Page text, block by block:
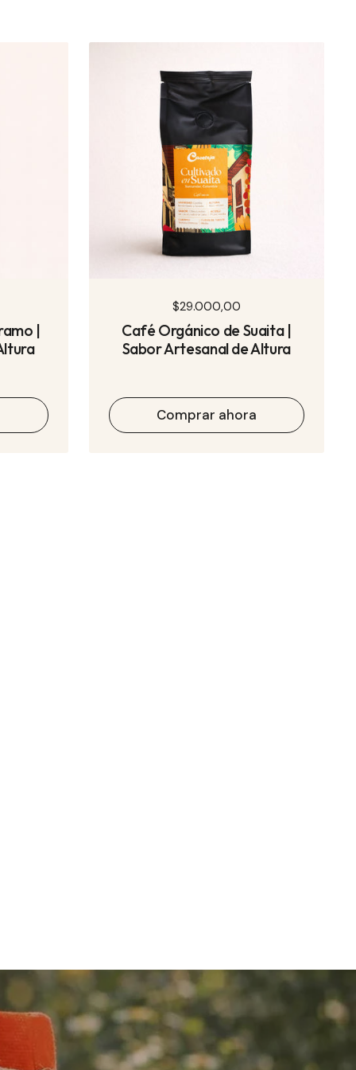
|
Precio normal
$29.000,00
Café Orgánico de Suaita |
Sabor Artesanal de Altura
Comprar ahora